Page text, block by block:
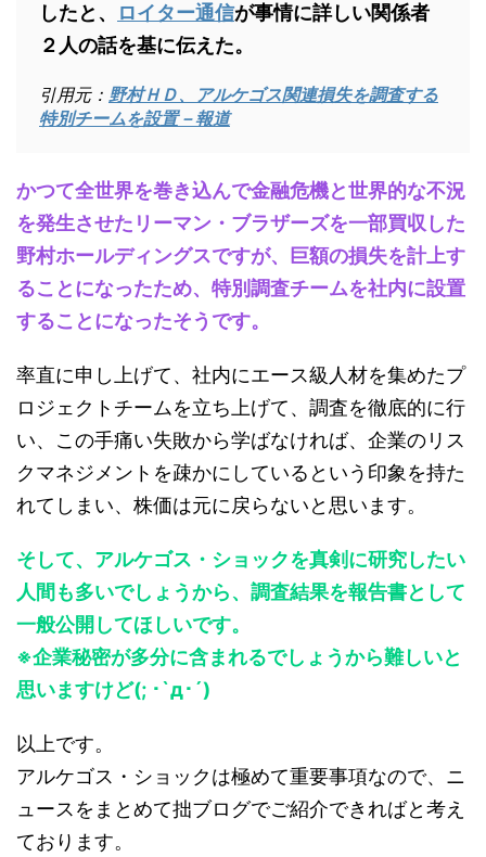
したと、
ロイター通信が事情に詳しい関係者
２人の話を基に伝えた。
引用元： 野村ＨＤ、アルケゴス関連損失を調査する
特別チームを設置－報道
かつて全世界を巻き込んで金融危機と世界的な不況
を発生させたリーマン・ブラザーズを一部買収した
野村ホールディングスですが、巨額の損失を計上す
ることになったため、特別調査チームを社内に設置
することになったそうです。
率直に申し上げて、社内にエース級人材を集めたプ
ロジェクトチームを立ち上げて、調査を徹底的に行
い、この手痛い失敗から学ばなければ、企業のリス
クマネジメントを疎かにしているという印象を持た
れてしまい、株価は元に戻らないと思います。
そして、アルケゴス・ショックを真剣に研究したい
人間も多いでしょうから、調査結果を報告書として
一般公開してほしいです。
※企業秘密が多分に含まれるでしょうから難しいと
思いますけど(; ･`д･´)
以上です。
アルケゴス・ショックは極めて重要事項なので、ニ
ュースをまとめて拙ブログでご紹介できればと考え
ております。